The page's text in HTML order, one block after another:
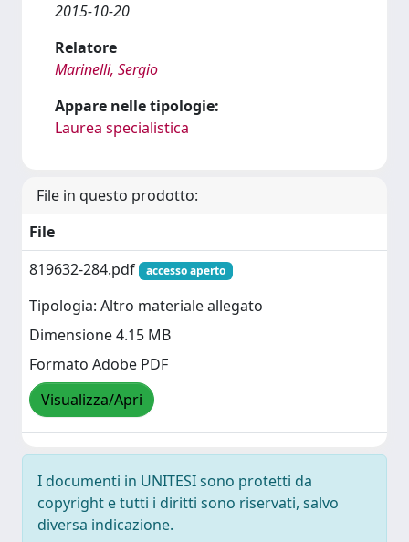
2015-10-20
Relatore
Marinelli, Sergio
Appare nelle tipologie:
Laurea specialistica
File in questo prodotto:
File
819632-284.pdf
accesso aperto
Tipologia: Altro materiale allegato
Dimensione 4.15 MB
Formato Adobe PDF
Visualizza/Apri
I documenti in UNITESI sono protetti da
copyright e tutti i diritti sono riservati, salvo
diversa indicazione.